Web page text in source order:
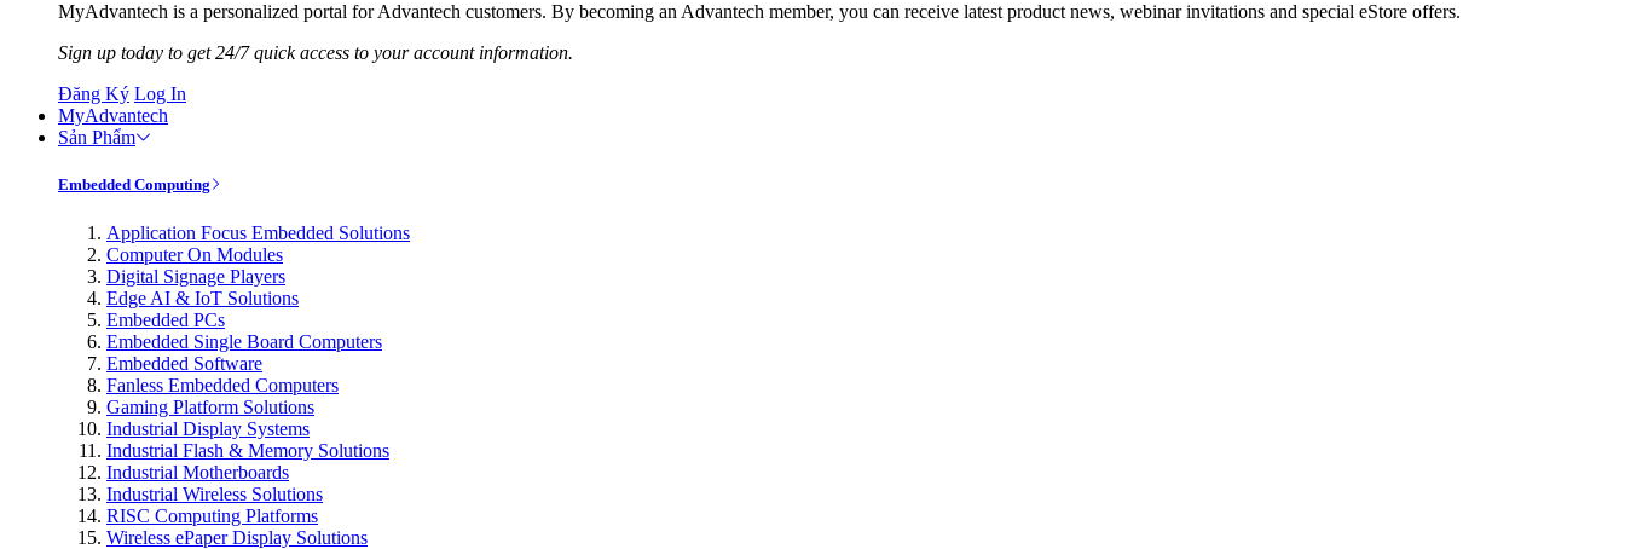
MyAdvantech is a personalized portal for Advantech customers. By becoming an Advantech member, you can receive latest product news, webinar invitations and special eStore offers.
Sign up today to get 24/7 quick access to your account information.
Đăng Ký Log In
MyAdvantech
Sản Phẩm
Embedded Computing
Application Focus Embedded Solutions
Computer On Modules
Digital Signage Players
Edge AI & IoT Solutions
Embedded PCs
Embedded Single Board Computers
Embedded Software
Fanless Embedded Computers
Gaming Platform Solutions
Industrial Display Systems
Industrial Flash & Memory Solutions
Industrial Motherboards
Industrial Wireless Solutions
RISC Computing Platforms
Wireless ePaper Display Solutions